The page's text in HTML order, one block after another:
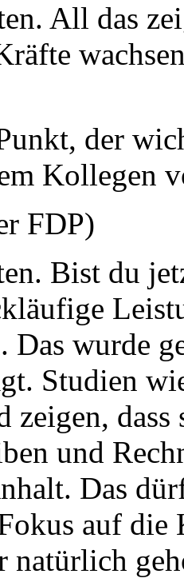
All das
der
Kollegen
FDP)
Bist du
Das wurde
Studien
zeigen,
und
Das
auf die
natürlich